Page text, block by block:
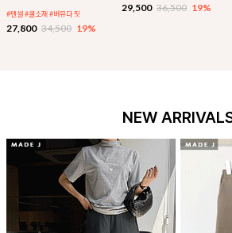
#텐셀 #쿨소재 #버뮤다 핏
27,800 34,500 19%
29,500 36,500 19%
NEW